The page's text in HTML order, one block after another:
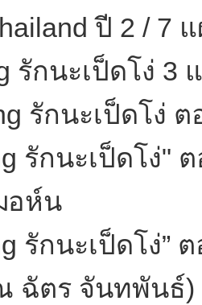
ปี 2 / 7
รักนะเป็ดโง่ 3
รักนะเป็ดโง่
รักนะเป็ดโง่"
อห์น
รักนะเป็ดโง่”
ฉัตร จันทพันธ์)